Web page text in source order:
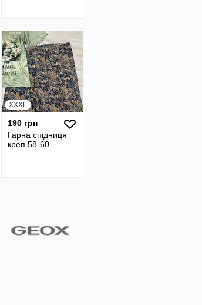
XXXL
190 грн
Гарна спідниця
креп 58-60